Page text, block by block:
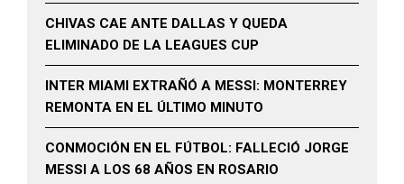
CHIVAS CAE ANTE DALLAS Y QUEDA
ELIMINADO DE LA LEAGUES CUP
INTER MIAMI EXTRAÑÓ A MESSI: MONTERREY
REMONTA EN EL ÚLTIMO MINUTO
CONMOCIÓN EN EL FÚTBOL: FALLECIÓ JORGE
MESSI A LOS 68 AÑOS EN ROSARIO